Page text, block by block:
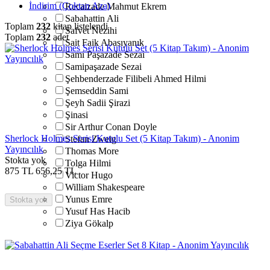
Recaizade Mahmut Ekrem
Sabahattin Ali
Safvet Nezihi
Sait Faik Abasıyanık
Sami Paşazade Sezai
Samipaşazade Sezai
Şehbenderzade Filibeli Ahmed Hilmi
Şemseddin Sami
Şeyh Sadii Şirazi
Şinasi
Sir Arthur Conan Doyle
Stefan Zweig
Thomas More
Tolga Hilmi
Victor Hugo
William Shakespeare
Yunus Emre
Yusuf Has Hacib
Ziya Gökalp
İndirim (Çoktan Aza)
Toplam 232 kitap listelendi
Toplam 232 adet
Sherlock Holmes Serisi Kutulu Set (5 Kitap Takım) - Anonim
Yayıncılık
Stokta yok
875 TL 656,25 TL
Stokta yok